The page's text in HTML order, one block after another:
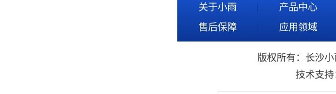
关于小雨 产品中心
售后保障
应用领域
版权所有：长沙
技术支持